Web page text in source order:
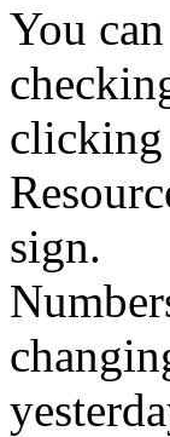
You
clicking
sign.